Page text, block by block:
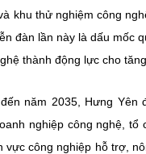
khu thử nghiệm công
đàn lần này là dấu mốc
thành động lực cho
năm 2035, Hưng Yên
nghiệp công nghệ,
vực công nghiệp hỗ trợ,